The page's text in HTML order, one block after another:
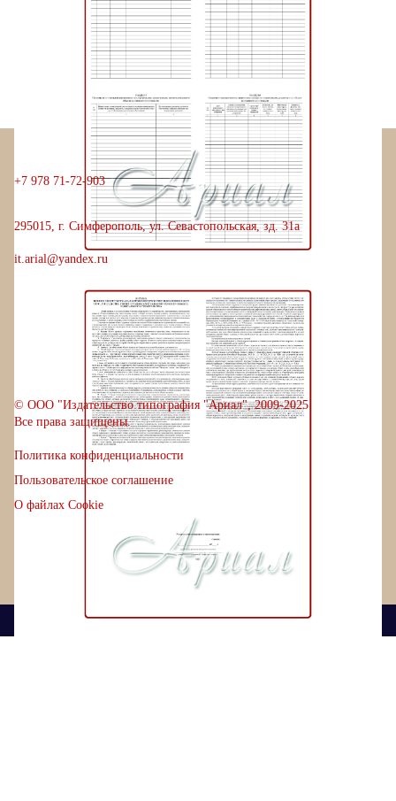
+7 978 71-72-903
295015, г. Симферополь, ул. Севастопольская, зд. 31а
it.arial@yandex.ru
© ООО "Издательство типография "Ариал", 2009-2025
Все права защищены.
Политика конфиденциальности
Пользовательское соглашение
О файлах Cookie
Разработано